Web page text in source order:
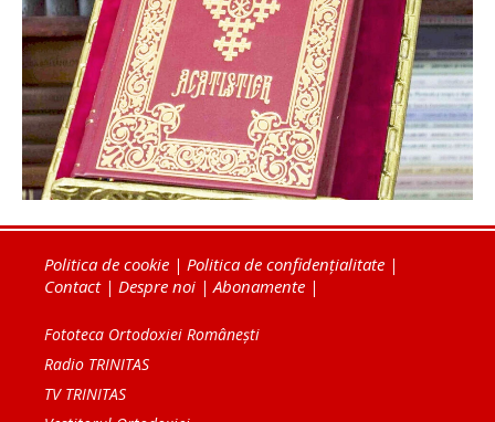
Politica de cookie | Politica de confidențialitate |
Contact| Despre noi |Abonamente |
Fototeca Ortodoxiei Românești
Radio TRINITAS
TV TRINITAS